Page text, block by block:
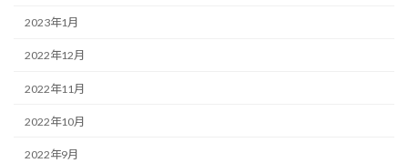
2023年1月
2022年12月
2022年11月
2022年10月
2022年9月